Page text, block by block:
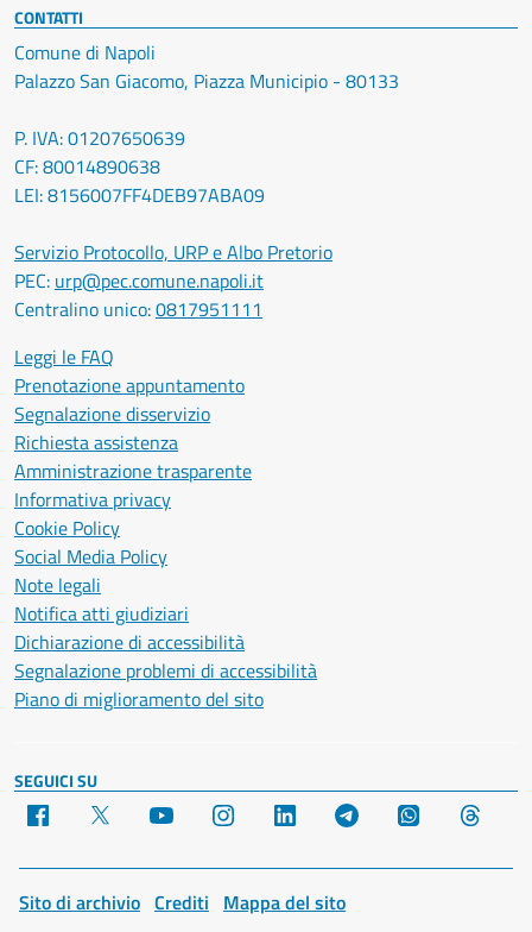
CONTATTI
Comune di Napoli
Palazzo San Giacomo, Piazza Municipio - 80133
P. IVA: 01207650639
CF: 80014890638
LEI: 8156007FF4DEB97ABA09
Servizio Protocollo, URP e Albo Pretorio
PEC: urp@pec.comune.napoli.it
Centralino unico:0817951111
Leggi le FAQ
Prenotazione appuntamento
Segnalazione disservizio
Richiesta assistenza
Amministrazione trasparente
Informativa privacy
Cookie Policy
Social Media Policy
Note legali
Notifica atti giudiziari
Dichiarazione di accessibilità
Segnalazione problemi di accessibilità
Piano di miglioramento del sito
SEGUICI SU
Facebook YouTube Instagram LinkedIn Telegram WhatsApp
Sito di archivio Crediti Mappa del sito